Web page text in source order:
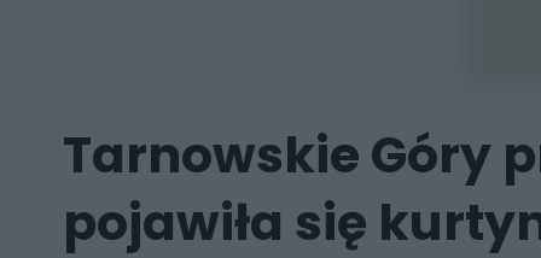
Tarnowskie Góry
pojawiła się